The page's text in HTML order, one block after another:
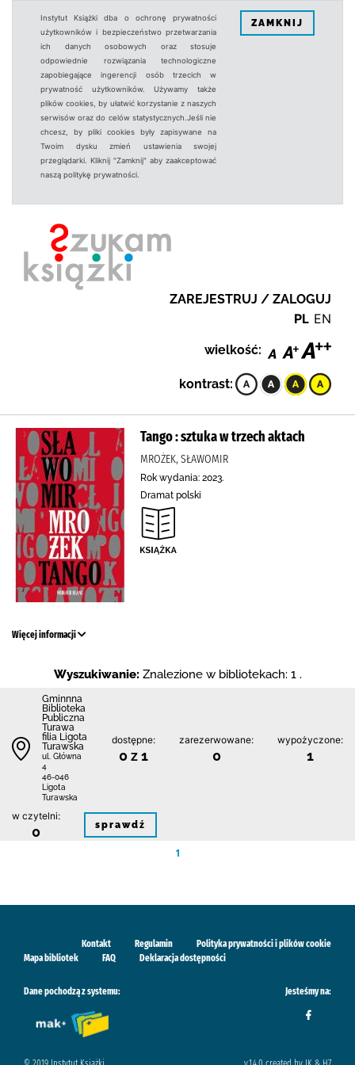
Instytut Książki dba o ochronę prywatności
użytkowników i bezpieczeństwo przetwarzania
ich danych osobowych oraz stosuje
odpowiednie rozwiązania technologiczne
zapobiegające ingerencji osób trzecich w
prywatność użytkowników. Używamy także
plików cookies, by ułatwić korzystanie z naszych
serwisów oraz do celów statystycznych.Jeśli nie
chcesz, by pliki cookies były zapisywane na
Twoim dysku zmień ustawienia swojej
przeglądarki. Kliknij "Zamknij" aby zaakceptować
naszą politykę prywatności.
ZAMKNIJ
ZAREJESTRUJ / ZALOGUJ
PL EN
wielkość:
kontrast:
Tango : sztuka w trzech aktach
MROŻEK, SŁAWOMIR
Rok wydania: 2023.
Dramat polski
Więcej informacji
Wyszukiwanie: Znalezione w bibliotekach: 1 .
Gminnna
Biblioteka
Publiczna
Turawa
filia Ligota
Turawska
ul. Główna
4
46-046
Ligota
Turawska
dostępne:
0 z 1
zarezerwowane:
0
wypożyczone:
1
w czytelni:
0 sprawdź
1
Kontakt Regulamin
Polityka prywatności i plików cookie
Mapa bibliotek
FAQ Deklaracja dostępności
Dane pochodzą z systemu: Jesteśmy na: